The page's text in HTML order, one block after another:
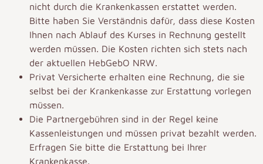
nicht durch die Krankenkassen erstattet werden.
Bitte haben Sie Verständnis dafür, dass diese Kosten
Ihnen nach Ablauf des Kurses in Rechnung gestellt
werden müssen. Die Kosten richten sich stets nach
der aktuellen HebGebO NRW.
Privat Versicherte erhalten eine Rechnung, die sie
selbst bei der Krankenkasse zur Erstattung vorlegen
müssen.
Die Partnergebühren sind in der Regel keine
Kassenleistungen und müssen privat bezahlt werden.
Erfragen Sie bitte die Erstattung bei Ihrer
Krankenkasse.